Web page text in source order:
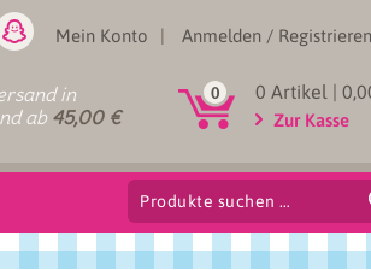
Mein Konto Anmelden / Registrieren
0 0 Artikel |
Zur Kasse
in
ab 45,00 €
Suchen
nach: